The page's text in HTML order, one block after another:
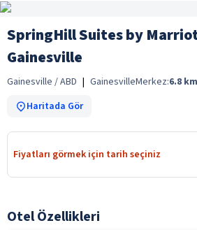
SpringHill Suites by
Gainesville
Gainesville / ABD | GainesvilleMerkez:6.8 km
Haritada Gör
Fiyatları görmek için tarih seçiniz
Otel Özellikleri